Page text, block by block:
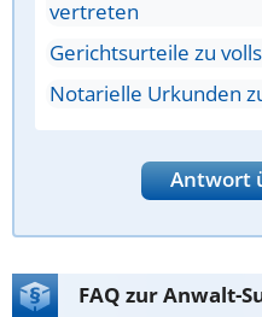
vertreten
Gerichtsurteile zu
Notarielle Urkunden
Antwort
FAQ zur Anwalt-